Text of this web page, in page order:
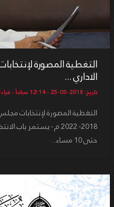
التغطية المصورة
الاداري ...
تاريخ: 2018-05-25 - 12:14 صباحاً - قراءات: 4615
التغطية المصورة لإنتخابات
حتى 10 مساء...